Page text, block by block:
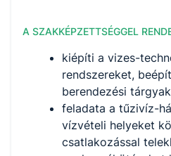
A SZAKKÉPZETTSÉGGEL
kiépíti a vizes-
rendszereket,
berendezési
feladata a tűzivíz-
vízvételi helyeket
csatlakozással